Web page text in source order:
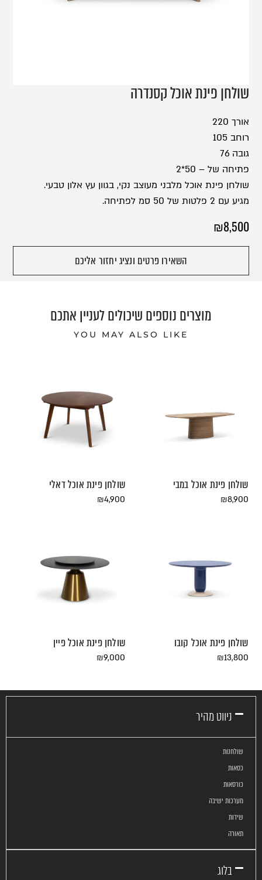
שולחן פינת אוכל קסנדרה
אורך 220
רוחב 105
גובה 76
פתיחה של – 50*2
שולחן פינת אוכל מלבני מעוצב נקי, בגוון עץ אלון טבעי.
מגיע עם 2 פלטות של 50 סמ לפתיחה.
₪8,500
השאירו פרטים ונציג יחזור אליכם
מוצרים נוספים שיכולים לעניין אתכם
YOU MAY ALSO LIKE
שולחן פינת אוכל במבי
₪8,900
שולחן פינת אוכל דאלי
₪4,900
שולחן פינת אוכל קובו
₪13,800
שולחן פינת אוכל פיין
₪9,000
ניווט מהיר
שולחנות
כסאות
כורסאות
מערכות ישיבה
שידות
תאורה
בלוג